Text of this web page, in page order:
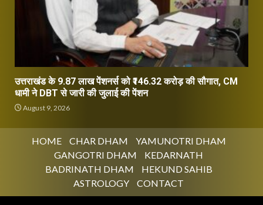
उत्तराखंड के 9.87 लाख पेंशनर्स को ₹146.32 करोड़ की सौगात, CM
धामी ने DBT से जारी की जुलाई की पेंशन
August 9, 2026
HOME CHAR DHAM
YAMUNOTRI DHAM
GANGOTRI DHAM
KEDARNATH
BADRINATH DHAM
HEKUND SAHIB
ASTROLOGY
CONTACT